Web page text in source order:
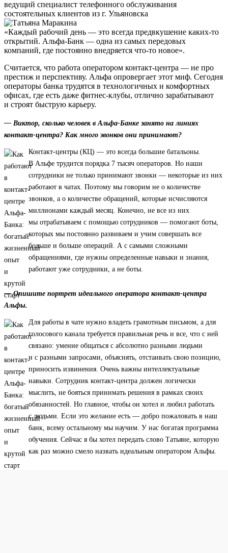
ведущий специалист телефонного обслуживания
состоятельных клиентов из г. Ульяновска
«Каждый рабочий день — это всегда предвкушение каких-то
открытий. Альфа-Банк — одна из самых передовых
компаний, где постоянно внедряется что-то новое».
Считается, что работа оператором контакт-центра — не про
престиж и перспективу. Альфа опровергает этот миф. Сегодня
операторы банка трудятся в технологичных и комфортных
офисах, где есть даже фитнес-клубы, отлично зарабатывают
и строят быструю карьеру.
— Виктор, сколько человек в Альфа-Банке занято на линиях
контакт-центра? Как много звонков они принимают?
Контакт-центры (КЦ) — это всегда большие батальоны.
В Альфе трудится порядка 7 тысяч операторов. Но наши
сотрудники не только принимают звонки — некоторые из них
работают в чатах. Поэтому мы говорим не о количестве
звонков, а о количестве обращений, которые исчисляются
миллионами каждый месяц. Конечно, не все из них
мы отрабатываем с помощью сотрудников — помогают боты,
которых мы постоянно развиваем и учим совершать все
больше и больше операций. А с самыми сложными
обращениями, где нужны определенные навыки и знания,
работают уже сотрудники, а не боты.
— Опишите портрет идеального оператора контакт-центра
Альфы.
Для работы в чате нужно владеть грамотным письмом, а для
голосового канала требуется правильная речь и все, что с ней
связано: умение общаться с абсолютно разными людьми
и с разными запросами, объяснять, отстаивать свою позицию,
приносить извинения. Очень важны интеллектуальные
навыки. Сотрудник контакт-центра должен логически
мыслить, не бояться принимать решения в рамках своих
обязанностей. Но главное, чтобы он хотел и любил работать
с людьми. Если это желание есть — добро пожаловать в наш
банк, всему остальному мы научим. У нас богатая программа
обучения. Сейчас я бы хотел передать слово Татьяне, которую
как раз можно смело назвать идеальным оператором Альфы.